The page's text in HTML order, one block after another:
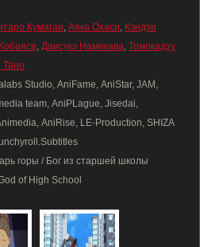
Кумагаи, Аяка Охаси, Кэндзи
, Даисукэ Намикава, Томокадзу
Тано
Studio, AniFame, AniStar, JAM,
team, AniPLague, Jisedai,
AniRise, LE-Production, SHIZA
горы / Бог из старшей школы
of High School